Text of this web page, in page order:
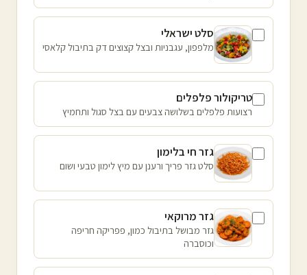
סלט ישראלי
מלפפון, עגבניות ובצל קצוצים דק בתיבול קלאסי
טריקולור פלפלים
רצועות פלפלים בשלושה צבעים עם בצל סגול ותחמיץ
גזר חי בלימון
סלט גזר פריך ורענן עם מיץ לימון טבעי ושום
גזר מרוקאי
גזר מבושל בתיבול כמון, פפריקה חריפה
וכוסברה